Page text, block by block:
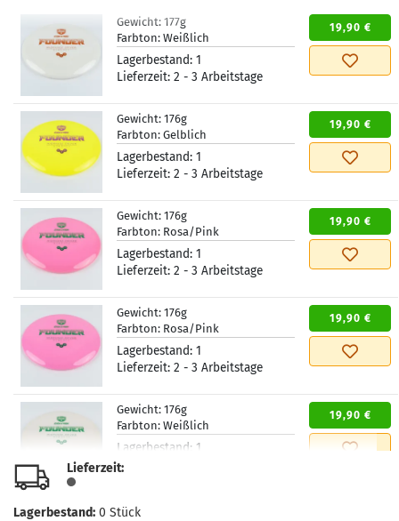
Gewicht: 177g
Farbton: Weißlich
Lagerbestand: 1
Lieferzeit: 2 - 3 Arbeitstage
19,90 €
Gewicht: 176g
Farbton: Gelblich
Lagerbestand: 1
Lieferzeit: 2 - 3 Arbeitstage
19,90 €
Gewicht: 176g
Farbton: Rosa/Pink
Lagerbestand: 1
Lieferzeit: 2 - 3 Arbeitstage
19,90 €
Gewicht: 176g
Farbton: Rosa/Pink
Lagerbestand: 1
Lieferzeit: 2 - 3 Arbeitstage
19,90 €
Gewicht: 176g
Farbton: Weißlich
Lagerbestand: 1
Lieferzeit:
19,90 €
Gewicht:
Lieferzeit:
Lagerbestand: 0 Stück